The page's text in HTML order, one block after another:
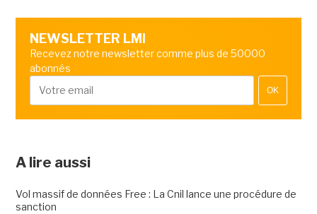
NEWSLETTER LMI
Recevez notre newsletter comme plus de 50000
abonnés
OK
A lire aussi
Vol massif de données Free : La Cnil lance une procédure de
sanction